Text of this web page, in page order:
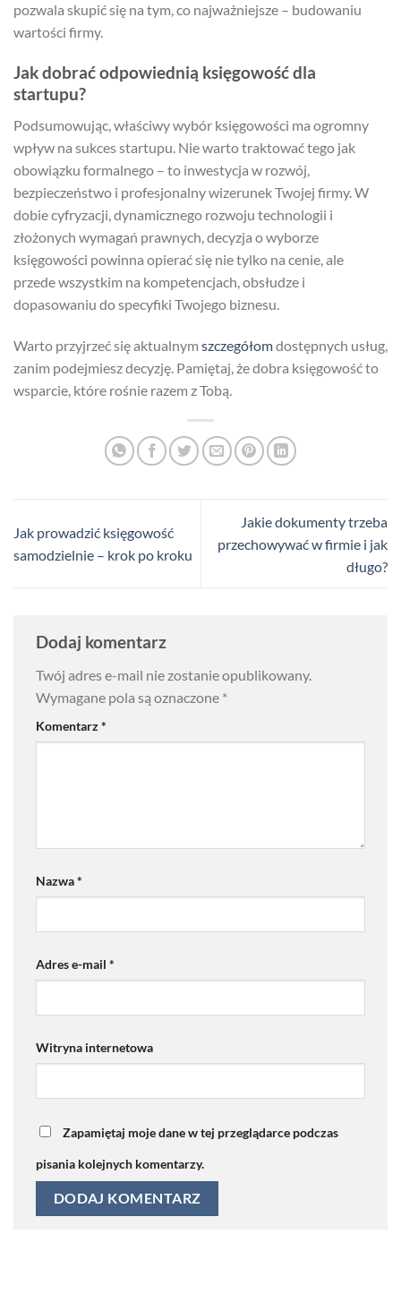
pozwala skupić się na tym, co najważniejsze – budowaniu
wartości firmy.
Jak dobrać odpowiednią księgowość dla
startupu?
Podsumowując, właściwy wybór księgowości ma ogromny
wpływ na sukces startupu. Nie warto traktować tego jak
obowiązku formalnego – to inwestycja w rozwój,
bezpieczeństwo i profesjonalny wizerunek Twojej firmy. W
dobie cyfryzacji, dynamicznego rozwoju technologii i
złożonych wymagań prawnych, decyzja o wyborze
księgowości powinna opierać się nie tylko na cenie, ale
przede wszystkim na kompetencjach, obsłudze i
dopasowaniu do specyfiki Twojego biznesu.
Warto przyjrzeć się aktualnym szczegółomdostępnych usług,
zanim podejmiesz decyzję. Pamiętaj, że dobra księgowość to
wsparcie, które rośnie razem z Tobą.
Jak prowadzić księgowość
samodzielnie – krok po kroku
Jakie dokumenty trzeba
przechowywać w firmie i jak
długo?
Dodaj komentarz
Twój adres e-mail nie zostanie opublikowany.
Wymagane pola są oznaczone *
Komentarz*
Nazwa*
Adres e-mail *
Witryna internetowa
Zapamiętaj moje dane w tej przeglądarce podczas
pisania kolejnych komentarzy.